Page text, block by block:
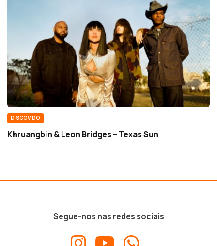
DISCOVIDO
Khruangbin & Leon Bridges – Texas Sun
Segue-nos nas redes sociais